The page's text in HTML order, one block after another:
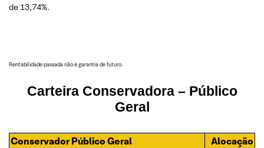
de 13,74%.
Rentabilidade passada não é garantia de futuro.
Carteira Conservadora – Público
Geral
Conservador Público Geral
Alocação